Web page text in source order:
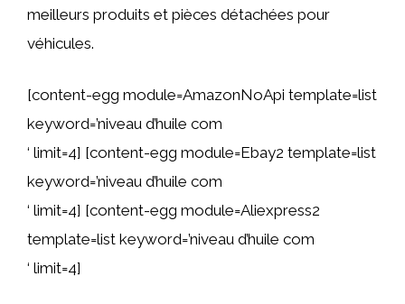
meilleurs produits et pièces détachées pour
véhicules.
[content-egg module=AmazonNoApi template=list
keyword=’niveau d’huile com
‘ limit=4] [content-egg module=Ebay2 template=list
keyword=’niveau d’huile com
‘ limit=4] [content-egg module=Aliexpress2
template=list keyword=’niveau d’huile com
‘ limit=4]